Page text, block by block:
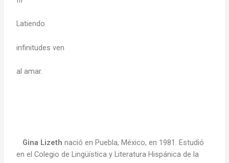
Latiendo
infinitudes ven
al amar.
Gina Lizethnació en Puebla, México, en 1981. Estudió
en el Colegio de Lingüística y Literatura Hispánica de la